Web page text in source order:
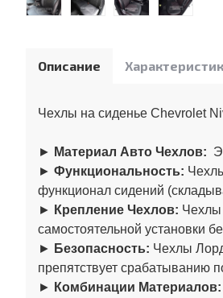
Описание
Чехлы на сиденье Chevrolet
► Материал Авто Чехлов:
► Функциональность:
функционал сидений
► Крепление Чехлов: Чехлы
самостоятельной установки
► Безопасность: Чехлы
препятствует срабатыванию
► Комбинации Материалов: